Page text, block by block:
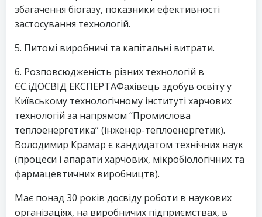
збагачення біогазу, показники ефективності
застосування технологій.
5. Питомі виробничі та капітальні витрати.
6. Розповсюдженість різних технологій в
ЄС.ℹ️ДОСВІД ЕКСПЕРТАФахівець здобув освіту у
Київському технологічному інституті харчових
технологій за напрямом “Промислова
теплоенергетика” (інженер-теплоенергетик).
Володимир Крамар є кандидатом технічних наук
(процеси і апарати харчових, мікробіологічних та
фармацевтичних виробництв).
Має понад 30 років досвіду роботи в наукових
організаціях, на виробничих підприємствах, в